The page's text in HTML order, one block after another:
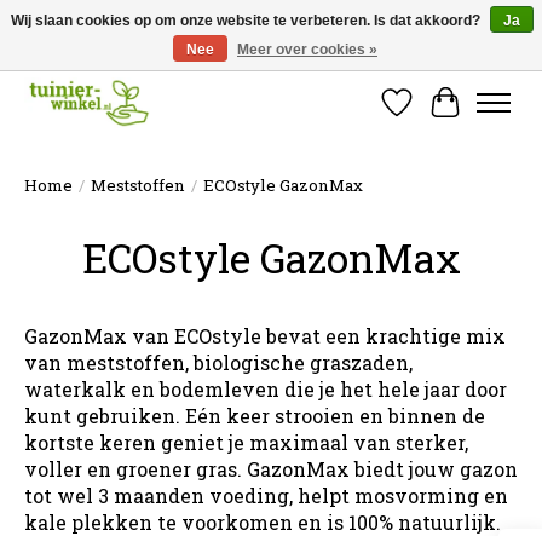
Online tuinartikelen kopen ✓ Online sinds 2007 ✓ Thuiswinkel Waarborg
Verlanglijst
Home / Meststoffen / ECOstyle GazonMax
ECOstyle GazonMax
GazonMax van ECOstyle bevat een krachtige mix
van meststoffen, biologische graszaden,
waterkalk en bodemleven die je het hele jaar door
kunt gebruiken. Eén keer strooien en binnen de
kortste keren geniet je maximaal van sterker,
voller en groener gras. GazonMax biedt jouw gazon
tot wel 3 maanden voeding, helpt mosvorming en
kale plekken te voorkomen en is 100% natuurlijk.
Wij slaan cookies op om onze website te verbeteren. Is dat akkoord?
Ja
Nee
Meer over cookies »